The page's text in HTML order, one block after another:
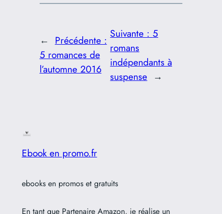
← Précédente :
5 romances de
l’automne 2016
Suivante :5
romans
indépendants à
suspense →
Ebook en promo.fr
ebooks en promos et gratuits
En tant que Partenaire Amazon, je réalise un